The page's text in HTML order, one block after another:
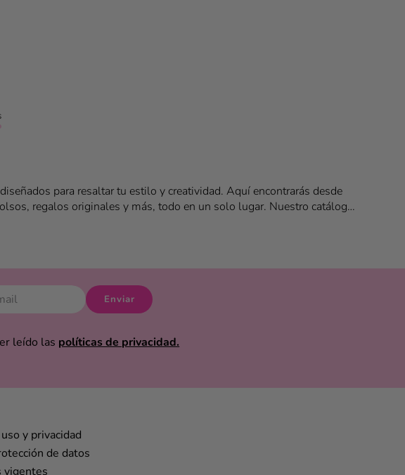
para resaltar tu estilo y creatividad. Aquí encontrarás desde
regalos originales y más, todo en un solo lugar. Nuestro catálogo
de detalles llenos de color, frescura y tendencias internacionales.
selección y disfruta de productos que marcan la diferencia en el
Enviar
leído las políticas de privacidad.
y privacidad
de datos
vigentes